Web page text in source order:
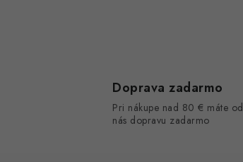
Doprava zadarmo
Pri nákupe nad 80 € máte od
nás dopravu zadarmo